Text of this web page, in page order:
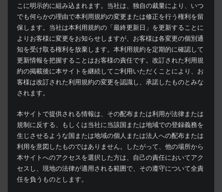
こに明示的に組み込まれます。当社は、独自の裁量により、いつ
でも何らかの理由で本利用規約の変更または修正を行う権利を留
保します。当社は本利用規約の「最終更新日」を更新することに
よりお客様に変更をお知らせしますが、お客様は各変更の個別通
知を受け取る権利を放棄します。本利用規約を定期的に確認して
更新情報を把握することはお客様の責任です。改訂された利用規
約の掲載後に本サイトを継続してご利用いただくことにより、お
客様は改訂された利用規約の変更を認識し、承諾したものとみな
されます。
本サイトで提供される情報は、その配布または利用が法律または
規制に反する、もしくは当社に当該国または地域での登録義務を
生じさせるような国または地域の個人または法人への配布または
利用を意図したものではありません。したがって、他の場所から
本サイトへのアクセスを選択した方は、自己の責任においてアク
セスし、現地の法律が適用される範囲で、その遵守について全責
任を負うものとします。